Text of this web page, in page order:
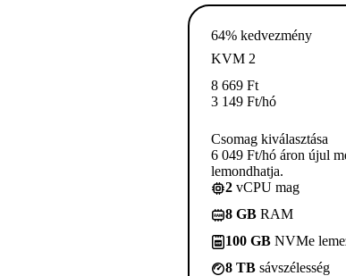
64% kedvezmény
KVM 2
8 669 Ft
3 149 Ft/hó
Csomag kiválasztása
6 049 Ft/hó áron újul
lemondhatja.
2 vCPU mag
8 GB RAM
100 GB NVMe
8 TB sávszélesség